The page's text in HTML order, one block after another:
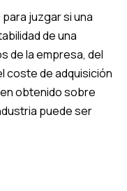
juzgar si una
de una
de la empresa, del
coste de adquisición
obtenido sobre
puede ser